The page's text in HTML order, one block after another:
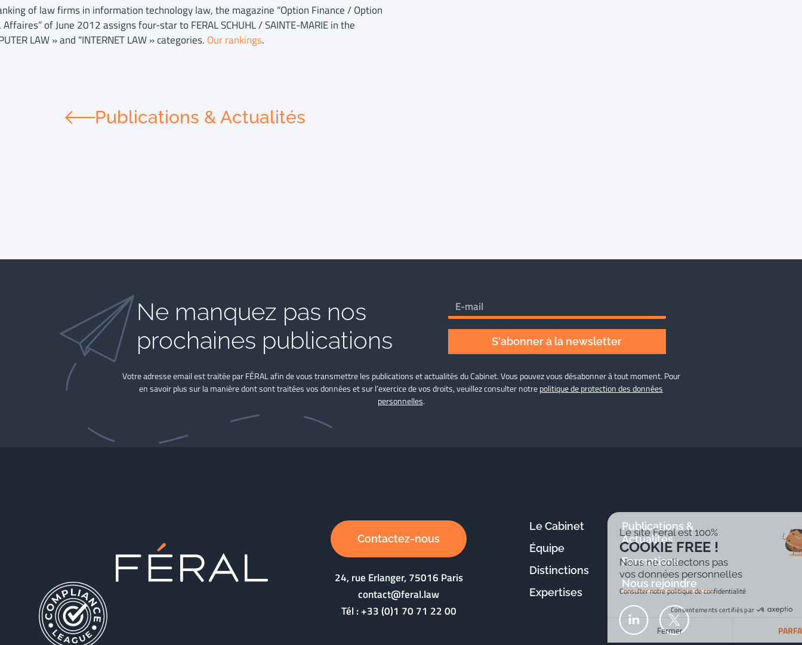
of law firms in information technology law, the magazine “Option Finance / Option
of June 2012 assigns four-star to FERAL SCHUHL / SAINTE-MARIE in the
LAW » and “INTERNET LAW » categories. Our rankings.
Publications & Actualités
Ne manquez pas nos
prochaines publications
S'abonner à la newsletter
Votre adresse email est traitée par FÉRAL afin de vous transmettre les publications et actualités du Cabinet. Vous pouvez vous désabonner à tout moment. Pour
en savoir plus sur la manière dont sont traitées vos données et sur l’exercice de vos droits, veuillez consulter notrepolitique de protection des données
personnelles.
Contactez-nous
24, rue Erlanger, 75016 Paris
contact@feral.law
Tél :+33 (0)1 70 71 22 00
Le Cabinet
Équipe
Distinctions
Expertises
Publications &
Actualités
Formations
Nous rejoindre
Le site Féral est 100%
COOKIE FREE !
Nous ne collectons pas
vos données personnelles
Consulter notre politique de confidentialité
Consentements certifiés par